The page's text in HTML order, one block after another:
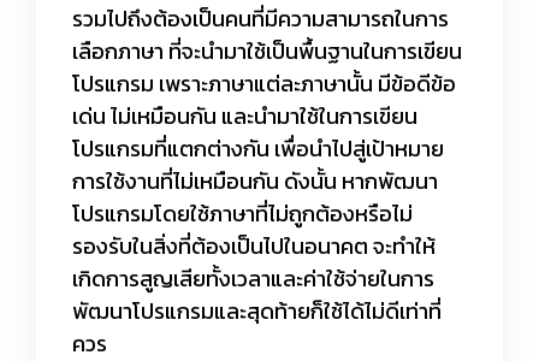
รวมไปถึงต้องเป็นคนที่มีความสามารถในการ
เลือกภาษา ที่จะนำมาใช้เป็นพื้นฐานในการเขียน
โปรแกรม เพราะภาษาแต่ละภาษานั้น มีข้อดีข้อ
เด่น ไม่เหมือนกัน และนำมาใช้ในการเขียน
โปรแกรมที่แตกต่างกัน เพื่อนำไปสู่เป้าหมาย
การใช้งานที่ไม่เหมือนกัน ดังนั้น หากพัฒนา
โปรแกรมโดยใช้ภาษาที่ไม่ถูกต้องหรือไม่
รองรับในสิ่งที่ต้องเป็นไปในอนาคต จะทำให้
เกิดการสูญเสียทั้งเวลาและค่าใช้จ่ายในการ
พัฒนาโปรแกรมและสุดท้ายก็ใช้ได้ไม่ดีเท่าที่
ควร